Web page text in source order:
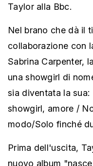
Taylor alla Bbc.
Nel brano che dà il
collaborazione con
Sabrina Carpenter,
una showgirl di
sia diventata la
showgirl, amore /
modo/Solo finché
Prima dell'uscita,
nuovo album